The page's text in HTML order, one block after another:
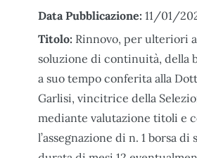
Data Pubblicazione: 11/01/
Titolo: Rinnovo, per ulteriori
soluzione di continuità, della
a suo tempo conferita alla
Garlisi, vincitrice della
mediante valutazione titoli e
l’assegnazione di n. 1 borsa di